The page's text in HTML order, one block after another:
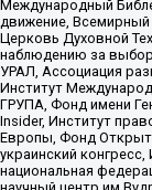
Международный
движение, Всемирный
Церковь Духовной
наблюдению за
УРАЛ, Ассоциация
Институт
ГРУПА, Фонд имени
Insider, Институт
Европы, Фонд
украинский
национальная